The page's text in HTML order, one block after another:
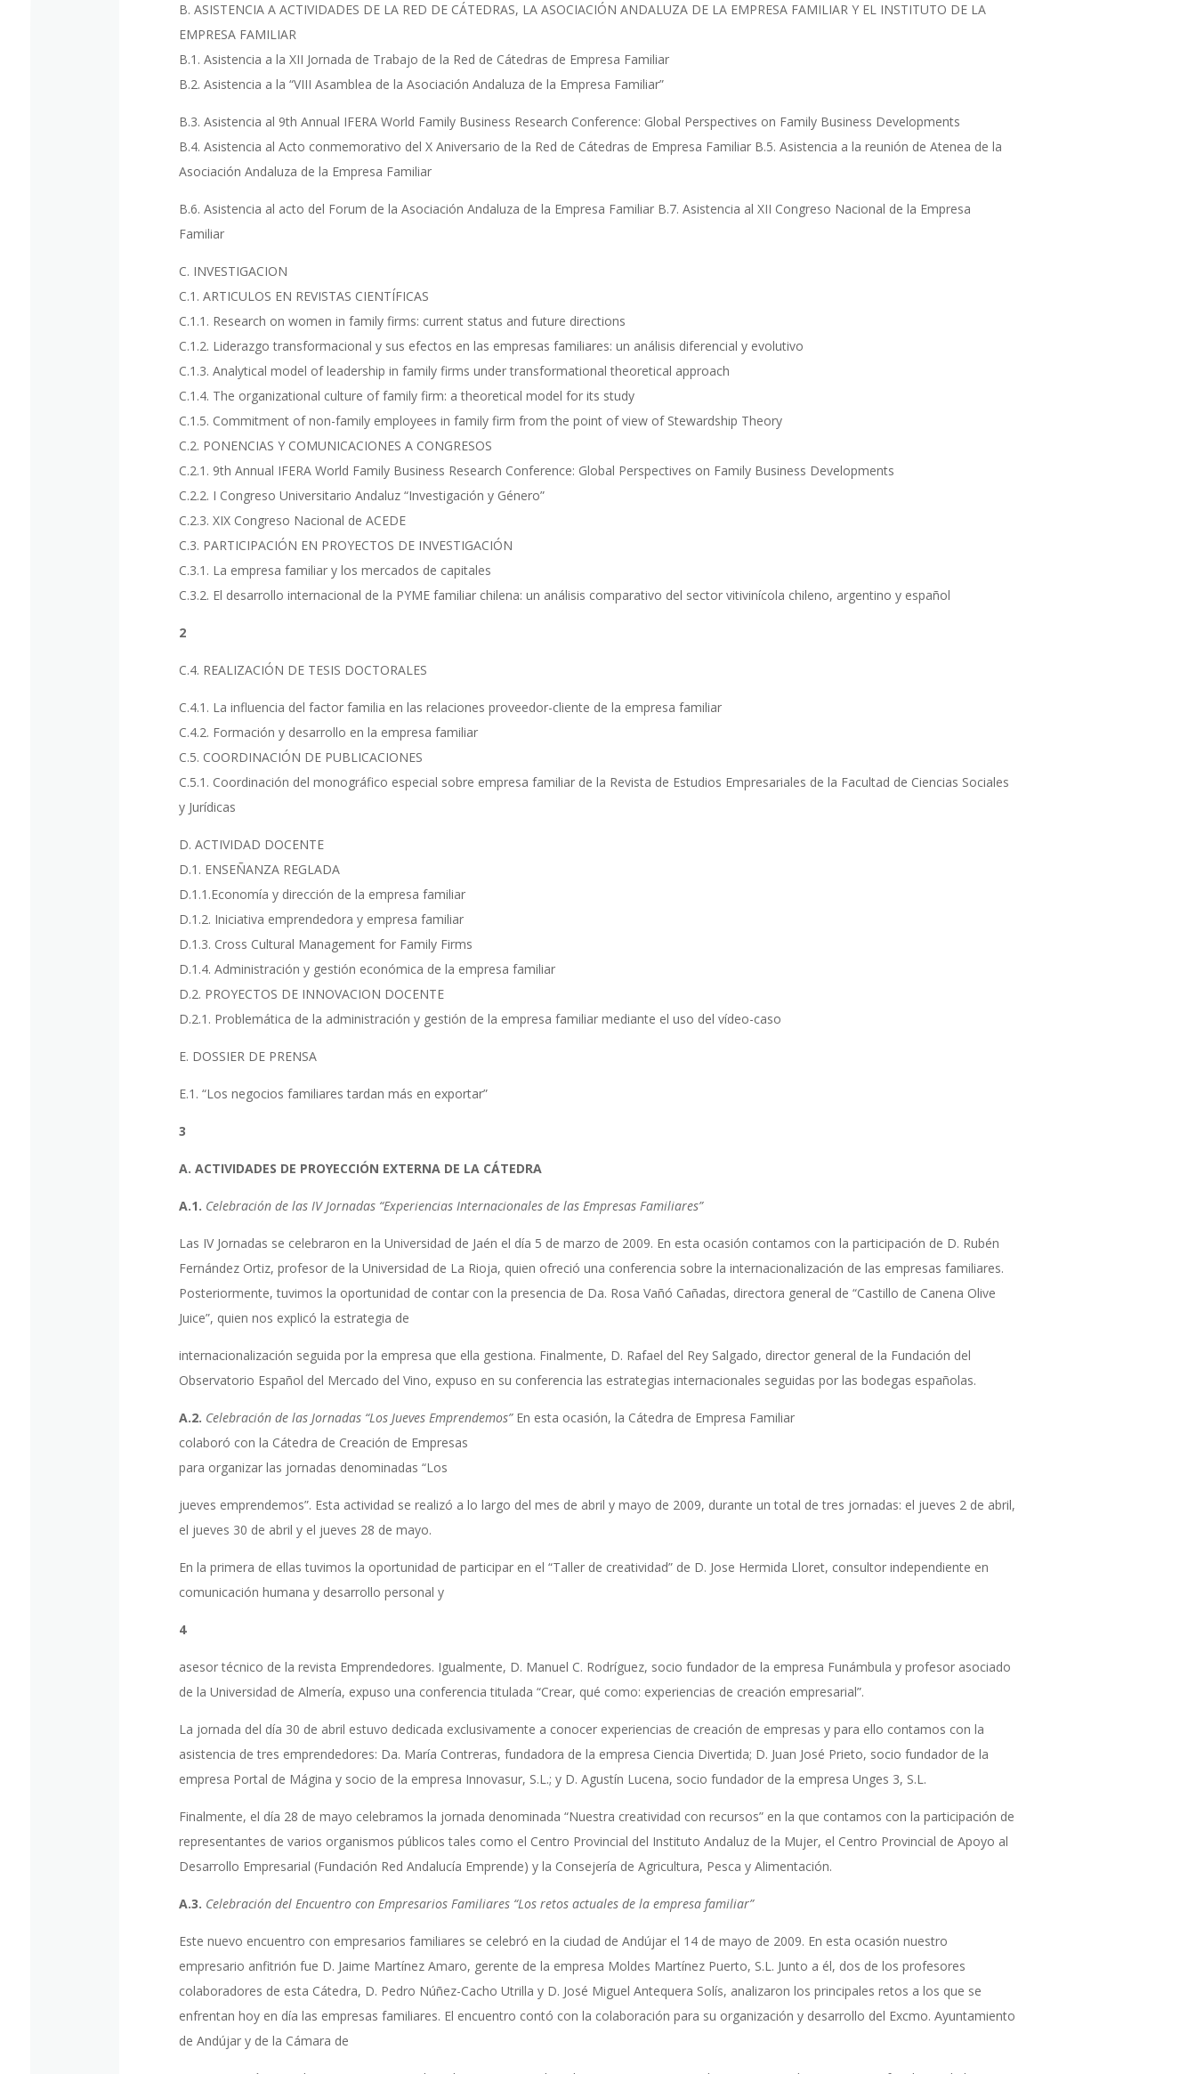
B. ASISTENCIA A ACTIVIDADES DE LA RED DE CÁTEDRAS, LA ASOCIACIÓN ANDALUZA DE LA EMPRESA FAMILIAR Y EL INSTITUTO DE LA
EMPRESA FAMILIAR
B.1. Asistencia a la XII Jornada de Trabajo de la Red de Cátedras de Empresa Familiar
B.2. Asistencia a la “VIII Asamblea de la Asociación Andaluza de la Empresa Familiar”
B.3. Asistencia al 9th Annual IFERA World Family Business Research Conference: Global Perspectives on Family Business Developments
B.4. Asistencia al Acto conmemorativo del X Aniversario de la Red de Cátedras de Empresa Familiar B.5. Asistencia a la reunión de Atenea de la
Asociación Andaluza de la Empresa Familiar
B.6. Asistencia al acto del Forum de la Asociación Andaluza de la Empresa Familiar B.7. Asistencia al XII Congreso Nacional de la Empresa
Familiar
C. INVESTIGACION
C.1. ARTICULOS EN REVISTAS CIENTÍFICAS
C.1.1. Research on women in family firms: current status and future directions
C.1.2. Liderazgo transformacional y sus efectos en las empresas familiares: un análisis diferencial y evolutivo
C.1.3. Analytical model of leadership in family firms under transformational theoretical approach
C.1.4. The organizational culture of family firm: a theoretical model for its study
C.1.5. Commitment of non-family employees in family firm from the point of view of Stewardship Theory
C.2. PONENCIAS Y COMUNICACIONES A CONGRESOS
C.2.1. 9th Annual IFERA World Family Business Research Conference: Global Perspectives on Family Business Developments
C.2.2. I Congreso Universitario Andaluz “Investigación y Género”
C.2.3. XIX Congreso Nacional de ACEDE
C.3. PARTICIPACIÓN EN PROYECTOS DE INVESTIGACIÓN
C.3.1. La empresa familiar y los mercados de capitales
C.3.2. El desarrollo internacional de la PYME familiar chilena: un análisis comparativo del sector vitivinícola chileno, argentino y español
2
C.4. REALIZACIÓN DE TESIS DOCTORALES
C.4.1. La influencia del factor familia en las relaciones proveedor-cliente de la empresa familiar
C.4.2. Formación y desarrollo en la empresa familiar
C.5. COORDINACIÓN DE PUBLICACIONES
C.5.1. Coordinación del monográfico especial sobre empresa familiar de la Revista de Estudios Empresariales de la Facultad de Ciencias Sociales
y Jurídicas
D. ACTIVIDAD DOCENTE
D.1. ENSEÑANZA REGLADA
D.1.1.Economía y dirección de la empresa familiar
D.1.2. Iniciativa emprendedora y empresa familiar
D.1.3. Cross Cultural Management for Family Firms
D.1.4. Administración y gestión económica de la empresa familiar
D.2. PROYECTOS DE INNOVACION DOCENTE
D.2.1. Problemática de la administración y gestión de la empresa familiar mediante el uso del vídeo-caso
E. DOSSIER DE PRENSA
E.1. “Los negocios familiares tardan más en exportar”
3
A. ACTIVIDADES DE PROYECCIÓN EXTERNA DE LA CÁTEDRA
A.1. Celebración de las IV Jornadas “Experiencias Internacionales de las EmpresasFamiliares”
Las IV Jornadas se celebraron en la Universidad de Jaén el día 5 de marzo de 2009. En esta ocasión contamos con la participación de D. Rubén
Fernández Ortiz, profesor de la Universidad de La Rioja, quien ofreció una conferencia sobre la internacionalización de las empresas familiares.
Posteriormente, tuvimos la oportunidad de contar con la presencia de Da. Rosa Vañó Cañadas, directora general de “Castillo de Canena Olive
Juice”, quien nos explicó la estrategia de
internacionalización seguida por la empresa que ella gestiona. Finalmente, D. Rafael del Rey Salgado, director general de la Fundación del
Observatorio Español del Mercado del Vino, expuso en su conferencia las estrategias internacionales seguidas por las bodegas españolas.
A.2. Celebración de las Jornadas “Los Jueves Emprendemos” En esta ocasión, la Cátedra de Empresa Familiar
colaboró con la Cátedra de Creación de Empresas
para organizar las jornadas denominadas “Los
jueves emprendemos”. Esta actividad se realizó a lo largo del mes de abril y mayo de 2009, durante un total de tres jornadas: el jueves 2 de abril,
el jueves 30 de abril y el jueves 28 de mayo.
En la primera de ellas tuvimos la oportunidad de participar en el “Taller de creatividad” de D. Jose Hermida Lloret, consultor independiente en
comunicación humana y desarrollo personal y
4
asesor técnico de la revista Emprendedores. Igualmente, D. Manuel C. Rodríguez, socio fundador de la empresa Funámbula y profesor asociado
de la Universidad de Almería, expuso una conferencia titulada “Crear, qué como: experiencias de creación empresarial”.
La jornada del día 30 de abril estuvo dedicada exclusivamente a conocer experiencias de creación de empresas y para ello contamos con la
asistencia de tres emprendedores: Da. María Contreras, fundadora de la empresa Ciencia Divertida; D. Juan José Prieto, socio fundador de la
empresa Portal de Mágina y socio de la empresa Innovasur, S.L.; y D. Agustín Lucena, socio fundador de la empresa Unges 3, S.L.
Finalmente, el día 28 de mayo celebramos la jornada denominada “Nuestra creatividad con recursos” en la que contamos con la participación de
representantes de varios organismos públicos tales como el Centro Provincial del Instituto Andaluz de la Mujer, el Centro Provincial de Apoyo al
Desarrollo Empresarial (Fundación Red Andalucía Emprende) y la Consejería de Agricultura, Pesca y Alimentación.
A.3. Celebración del Encuentro con Empresarios Familiares “Los retos actuales de laempresa familiar”
Este nuevo encuentro con empresarios familiares se celebró en la ciudad de Andújar el 14 de mayo de 2009. En esta ocasión nuestro
empresario anfitrión fue D. Jaime Martínez Amaro, gerente de la empresa Moldes Martínez Puerto, S.L. Junto a él, dos de los profesores
colaboradores de esta Cátedra, D. Pedro Núñez-Cacho Utrilla y D. José Miguel Antequera Solís, analizaron los principales retos a los que se
enfrentan hoy en día las empresas familiares. El encuentro contó con la colaboración para su organización y desarrollo del Excmo. Ayuntamiento
de Andújar y de la Cámara de